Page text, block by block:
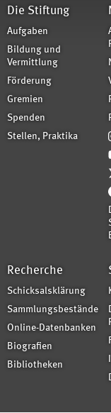
Die Stiftung
Aufgaben
Bildung und
Vermittlung
Förderung
Gremien
Spenden
Stellen, Praktika
Recherche
Schicksalsklärung
Sammlungsbestände
Online-Datenbanken
Biografien
Bibliotheken